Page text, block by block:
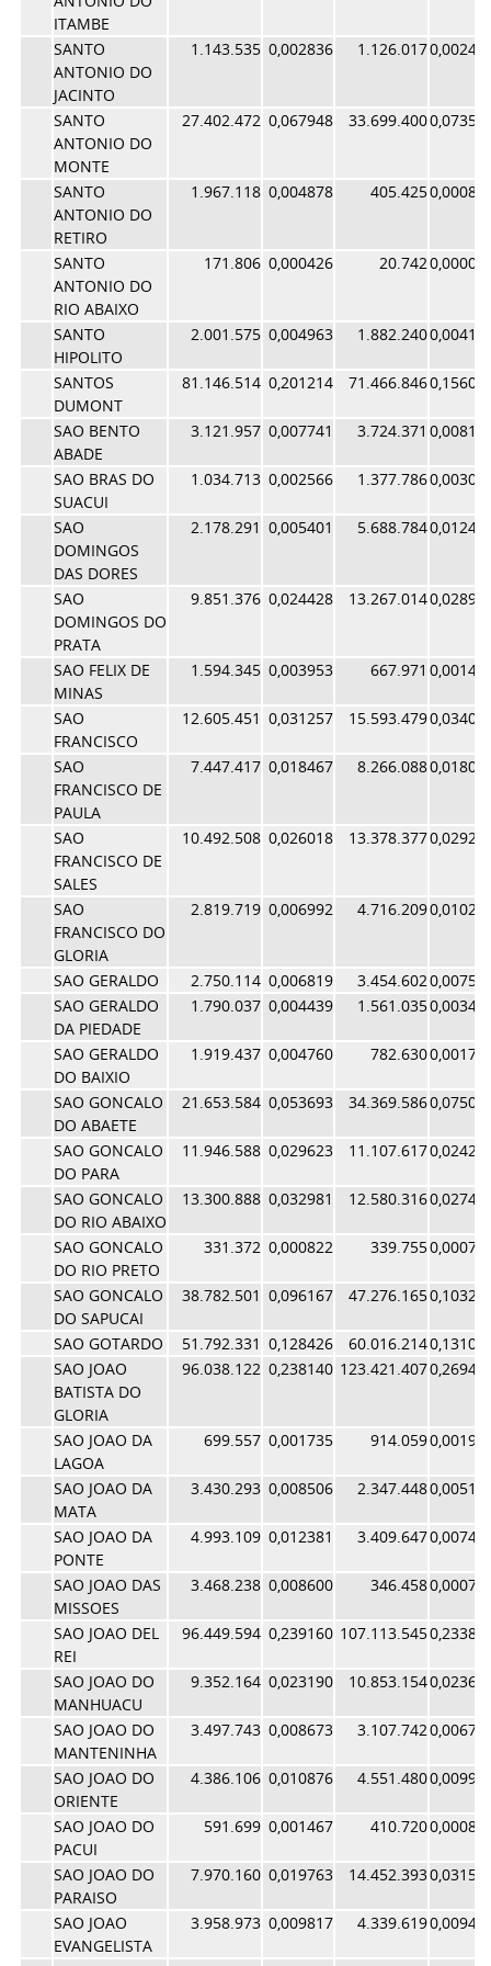
ITAMBE
SANTO
ANTONIO DO
JACINTO
1.143.535 0,002836 1.126.017
SANTO
ANTONIO DO
MONTE
27.402.472 0,067948 33.699.400
SANTO
ANTONIO DO
RETIRO
1.967.118 0,004878 405.425
SANTO
ANTONIO DO
RIO ABAIXO
171.806 0,000426 20.742
SANTO
HIPOLITO
2.001.575 0,004963 1.882.240
SANTOS
DUMONT
81.146.514 0,201214 71.466.846
SAO BENTO
ABADE
3.121.957 0,007741 3.724.371
SAO BRAS DO
SUACUI
1.034.713 0,002566 1.377.786
SAO
DOMINGOS
DAS DORES
2.178.291 0,005401 5.688.784
SAO
DOMINGOS DO
PRATA
9.851.376 0,024428 13.267.014
SAO FELIX DE
MINAS
1.594.345 0,003953 667.971
SAO
FRANCISCO
12.605.451 0,031257 15.593.479
SAO
FRANCISCO DE
PAULA
7.447.417 0,018467 8.266.088
SAO
FRANCISCO DE
SALES
10.492.508 0,026018 13.378.377
SAO
FRANCISCO DO
GLORIA
2.819.719 0,006992 4.716.209
SAO GERALDO 2.750.114 0,006819 3.454.602
SAO GERALDO
DA PIEDADE
1.790.037 0,004439 1.561.035
SAO GERALDO
DO BAIXIO
1.919.437 0,004760 782.630
SAO GONCALO
DO ABAETE
21.653.584 0,053693 34.369.586
SAO GONCALO
DO PARA
11.946.588 0,029623 11.107.617
SAO GONCALO
DO RIO ABAIXO
13.300.888 0,032981 12.580.316
SAO GONCALO
DO RIO PRETO
331.372 0,000822 339.755
SAO GONCALO
DO SAPUCAI
38.782.501 0,096167 47.276.165
SAO GOTARDO 51.792.331 0,128426 60.016.214
SAO JOAO
BATISTA DO
GLORIA
96.038.122 0,238140 123.421.407
SAO JOAO DA
LAGOA
699.557 0,001735 914.059
SAO JOAO DA
MATA
3.430.293 0,008506 2.347.448
SAO JOAO DA
PONTE
4.993.109 0,012381 3.409.647
SAO JOAO DAS
MISSOES
3.468.238 0,008600 346.458
SAO JOAO DEL
REI
96.449.594 0,239160 107.113.545
SAO JOAO DO
MANHUACU
9.352.164 0,023190 10.853.154
SAO JOAO DO
MANTENINHA
3.497.743 0,008673 3.107.742
SAO JOAO DO
ORIENTE
4.386.106 0,010876 4.551.480
SAO JOAO DO
PACUI
591.699 0,001467 410.720
SAO JOAO DO
PARAISO
7.970.160 0,019763 14.452.393
SAO JOAO
EVANGELISTA
3.958.973 0,009817 4.339.619